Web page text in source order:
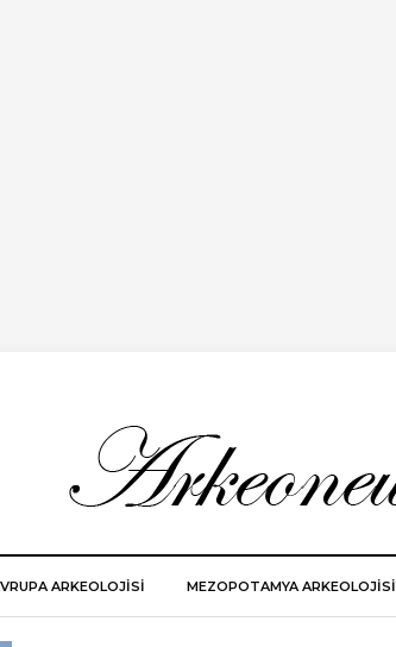
ARKEOLOJISI MEZOPOTAMYA ARKEOLOJISI